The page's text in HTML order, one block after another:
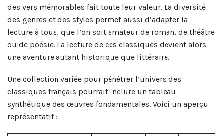
des vers mémorables fait toute leur valeur. La diversité
des genres et des styles permet aussi d’adapter la
lecture à tous, que l’on soit amateur de roman, de théâtre
ou de poésie. La lecture de ces classiques devient alors
une aventure autant historique que littéraire.
Une collection variée pour pénétrer l’univers des
classiques français pourrait inclure un tableau
synthétique des œuvres fondamentales. Voici un aperçu
représentatif :